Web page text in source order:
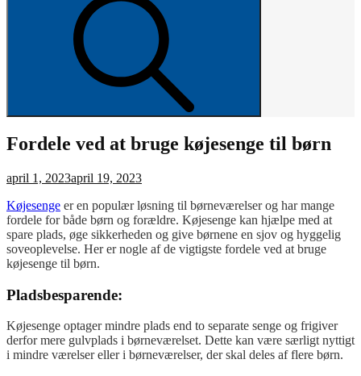
Fordele ved at bruge køjesenge til børn
Posted
april 1, 2023april 19, 2023
Køjesenge er en populær løsning til børneværelser og har mange
fordele for både børn og forældre. Køjesenge kan hjælpe med at
spare plads, øge sikkerheden og give børnene en sjov og hyggelig
soveoplevelse. Her er nogle af de vigtigste fordele ved at bruge
køjesenge til børn.
Pladsbesparende:
Køjesenge optager mindre plads end to separate senge og frigiver
derfor mere gulvplads i børneværelset. Dette kan være særligt nyttigt
i mindre værelser eller i børneværelser, der skal deles af flere børn.